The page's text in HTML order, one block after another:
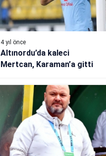
4 yıl önce
Altınordu’da kaleci
Mertcan, Karaman’a gitti